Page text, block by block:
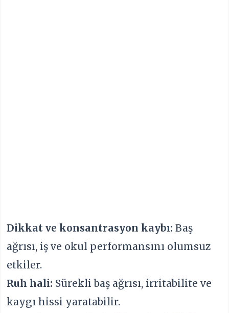
Dikkat ve konsantrasyon kaybı: Baş
ağrısı, iş ve okul performansını olumsuz
etkiler.
Ruh hali: Sürekli baş ağrısı, irritabilite ve
kaygı hissi yaratabilir.